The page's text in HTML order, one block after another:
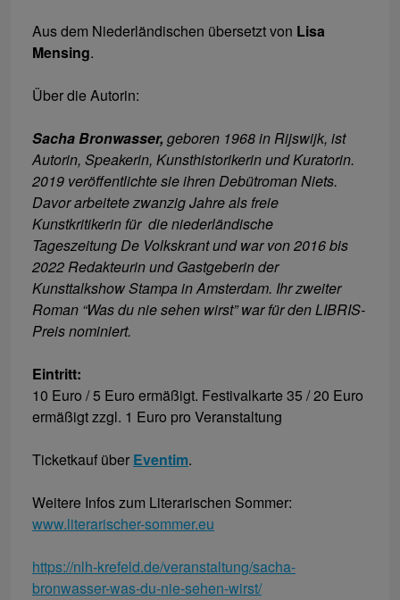
Aus dem Niederländischen übersetzt von Lisa
Mensing.
Über die Autorin:
Sacha Bronwasser, geboren 1968 in Rijswijk, ist
Autorin, Speakerin, Kunsthistorikerin und Kuratorin.
2019 veröffentlichte sie ihren Debütroman Niets.
Davor arbeitete zwanzig Jahre als freie
Kunstkritikerin für die niederländische
Tageszeitung De Volkskrant und war von 2016 bis
2022 Redakteurin und Gastgeberin der
Kunsttalkshow Stampa in Amsterdam. Ihr zweiter
Roman “Was du nie sehen wirst” war für den LIBRIS-
Preis nominiert.
Eintritt:
10 Euro / 5 Euro ermäßigt. Festivalkarte 35 / 20 Euro
ermäßigt zzgl. 1 Euro pro Veranstaltung
Ticketkauf über Eventim.
Weitere Infos zum Literarischen Sommer:
www.literarischer-sommer.eu
https://nlh-krefeld.de/veranstaltung/sacha-
bronwasser-was-du-nie-sehen-wirst/